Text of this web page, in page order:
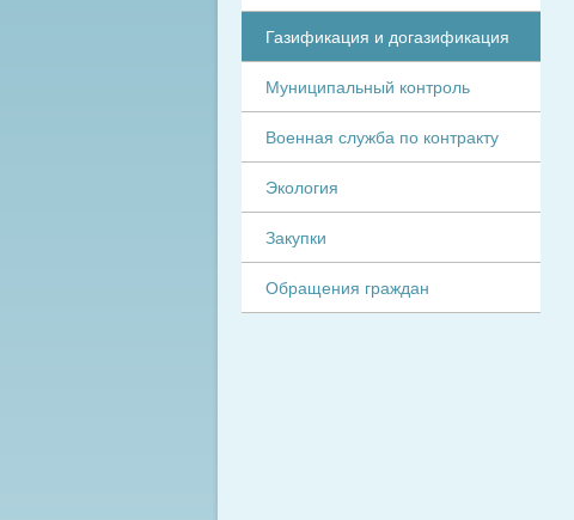
Газификация и догазификация
Муниципальный контроль
Военная служба по контракту
Экология
Закупки
Обращения граждан